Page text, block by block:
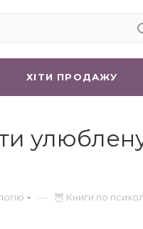
ХIТИ ПРОДАЖУ
—
🦉 Книги по